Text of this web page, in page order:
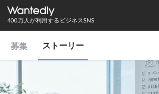
400万人が利用するビジネスSNS
募集 ストーリー